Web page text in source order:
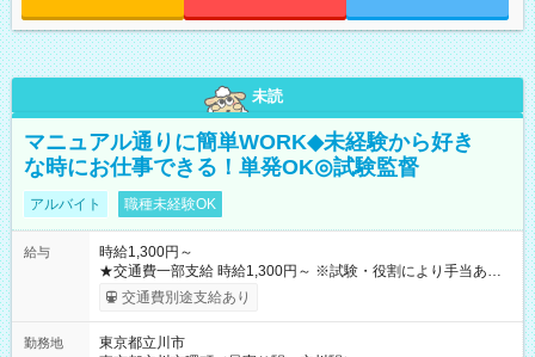
未読
マニュアル通りに簡単WORK◆未経験から好き
な時にお仕事できる！単発OK◎試験監督
アルバイト 職種未経験OK
給与
時給1,300円～
★交通費一部支給 時給1,300円～ ※試験・役割により手当あり
※勤務回数により昇給あり 【即給（前払い）オプションあ
り！】 希望される場合、勤務から1週間ほどで給与の一部を受け
例】 ・河合塾模擬試験 8:30～17:30（休憩1時間） 時給1,300円
交通費別途支給あり
勤務地
東京都立川市